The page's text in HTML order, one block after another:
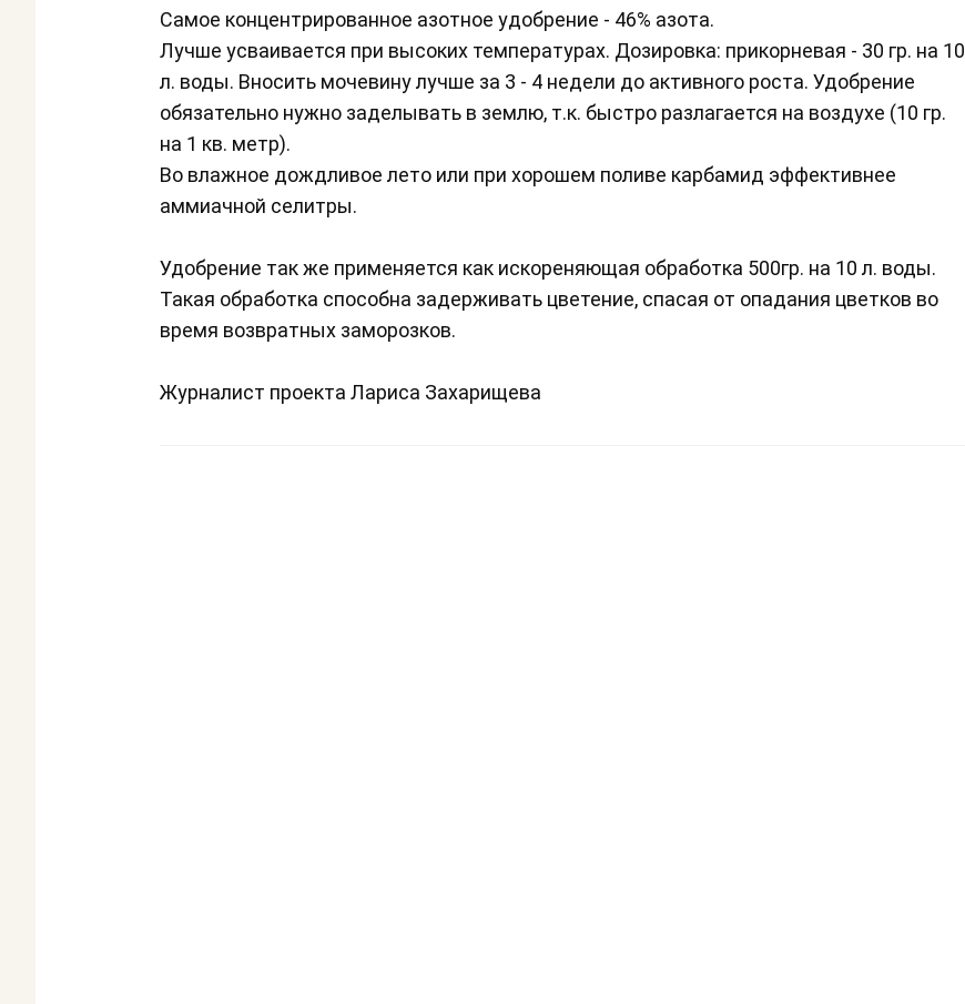
Самое концентрированное азотное удобрение - 46% азота.
Лучше усваивается при высоких температурах. Дозировка: прикорневая - 30 гр. на 10
л. воды. Вносить мочевину лучше за 3 - 4 недели до активного роста. Удобрение
обязательно нужно заделывать в землю, т.к. быстро разлагается на воздухе (10 гр.
на 1 кв. метр).
Во влажное дождливое лето или при хорошем поливе карбамид эффективнее
аммиачной селитры.
Удобрение так же применяется как искореняющая обработка 500гр. на 10 л. воды.
Такая обработка способна задерживать цветение, спасая от опадания цветков во
время возвратных заморозков.
Журналист проекта Лариса Захарищева